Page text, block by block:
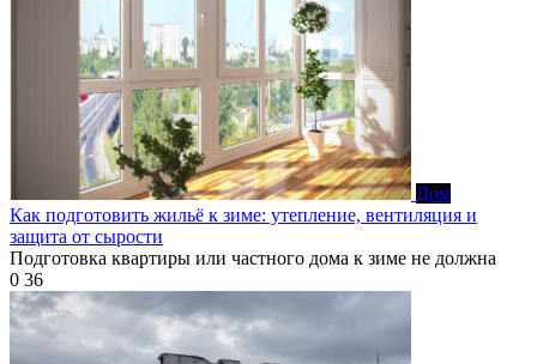
Дом
Как подготовить жильё к зиме: утепление, вентиляция и
защита от сырости
Подготовка квартиры или частного дома к зиме не должна
0 36